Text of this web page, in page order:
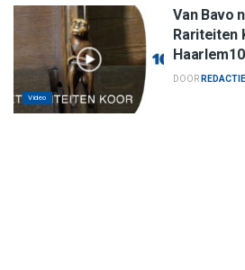
Video
Van Bavo
Rariteiten
DOOR